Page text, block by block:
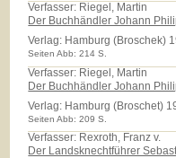
Verfasser: Riegel, Martin
Der Buchhändler Johann
Verlag: Hamburg (Broschek)
Seiten Abb: 214 S.
Verfasser: Riegel, Martin
Der Buchhändler Johann
Verlag: Hamburg (Broschet)
Seiten Abb: 209 S.
Verfasser: Rexroth, Franz v.
Der Landsknechtführer